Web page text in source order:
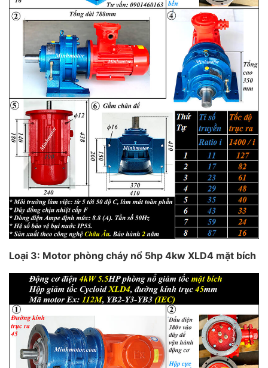
Loại 3: Motor phòng cháy nổ 5hp 4kw XLD4 mặt bích